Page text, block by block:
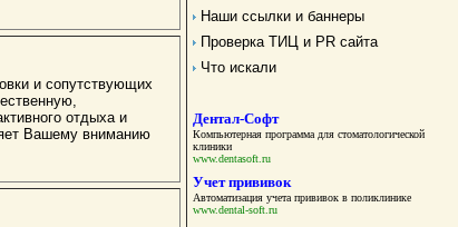
и сопутствующих
отдыха и
Вашему вниманию
Наши ссылки и баннеры
Проверка ТИЦ и PR сайта
Что искали
Дентал-Софт
Компьютерная программа для стоматологической
клиники
www.dentasoft.ru
Учет прививок
Автоматизация учета прививок в поликлинике
www.dental-soft.ru